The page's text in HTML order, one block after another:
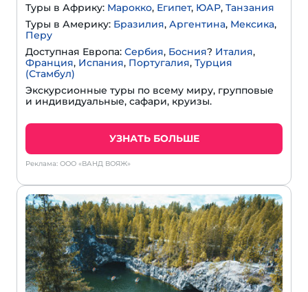
Туры в Африку: Марокко, Египет, ЮАР, Танзания
Туры в Америку: Бразилия, Аргентина, Мексика,
Перу
Доступная Европа: Сербия, Босния? Италия,
Франция, Испания, Португалия, Турция
(Стамбул)
Экскурсионные туры по всему миру, групповые
и индивидуальные, сафари, круизы.
УЗНАТЬ БОЛЬШЕ
Реклама: ООО «ВАНД ВОЯЖ»